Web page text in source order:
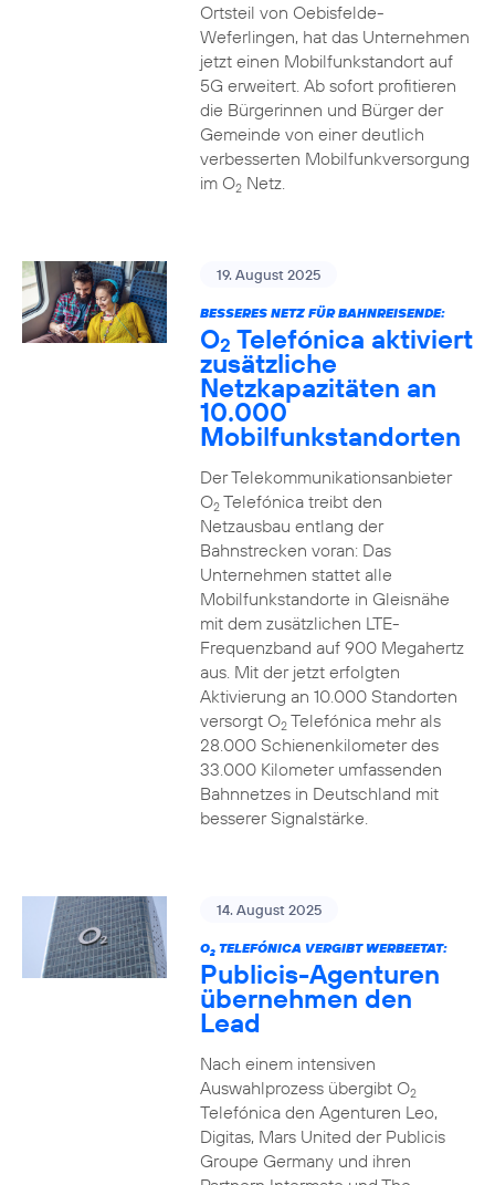
Ortsteil von Oebisfelde-
Weferlingen, hat das Unternehmen
jetzt einen Mobilfunkstandort auf
5G erweitert. Ab sofort profitieren
die Bürgerinnen und Bürger der
Gemeinde von einer deutlich
verbesserten Mobilfunkversorgung
im O2Netz.
19. August 2025
BESSERES NETZ FÜR BAHNREISENDE:
O2 Telefónica aktiviert
zusätzliche
Netzkapazitäten an
10.000
Mobilfunkstandorten
Der Telekommunikationsanbieter
O2Telefónica treibt den
Netzausbau entlang der
Bahnstrecken voran: Das
Unternehmen stattet alle
Mobilfunkstandorte in Gleisnähe
mit dem zusätzlichen LTE-
Frequenzband auf 900 Megahertz
aus. Mit der jetzt erfolgten
Aktivierung an 10.000 Standorten
versorgt O2Telefónica mehr als
28.000 Schienenkilometer des
33.000 Kilometer umfassenden
Bahnnetzes in Deutschland mit
besserer Signalstärke.
14. August 2025
O2TELEFÓNICA VERGIBT WERBEETAT:
Publicis-Agenturen
übernehmen den
Lead
Nach einem intensiven
Auswahlprozess übergibt O2
Telefónica den Agenturen Leo,
Digitas, Mars United der Publicis
Groupe Germany und ihren